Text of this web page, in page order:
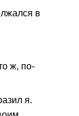
в
ж, по-
я.